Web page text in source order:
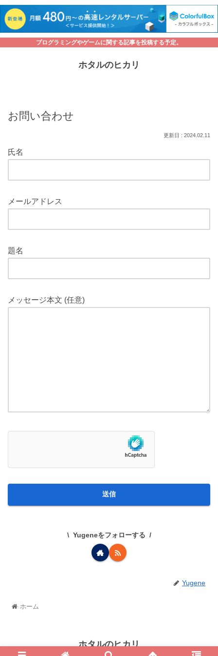
プログラミングやゲームに関する記事を投稿する予定。
ホタルのヒカリ
お問い合わせ
2024.02.11
氏名
メールアドレス
題名
メッセージ本文 (任意)
Yugeneをフォローする
Yugene
ホーム
ホタルのヒカリ